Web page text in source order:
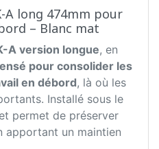
A long 474mm pour
– Blanc mat
A version longue, en
pour consolider les
en débord, là où les
Installé sous le
permet de préserver
apportant un maintien